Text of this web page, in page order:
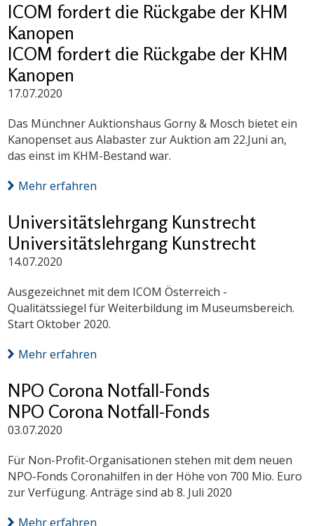
ICOM fordert die Rückgabe der KHM
Kanopen
ICOM fordert die Rückgabe der KHM
Kanopen
17.07.2020
Das Münchner Auktionshaus Gorny & Mosch bietet ein
Kanopenset aus Alabaster zur Auktion am 22.Juni an,
das einst im KHM-Bestand war.
Mehr erfahren
Universitätslehrgang Kunstrecht
Universitätslehrgang Kunstrecht
14.07.2020
Ausgezeichnet mit dem ICOM Österreich -
Qualitätssiegel für Weiterbildung im Museumsbereich.
Start Oktober 2020.
Mehr erfahren
NPO Corona Notfall-Fonds
NPO Corona Notfall-Fonds
03.07.2020
Für Non-Profit-Organisationen stehen mit dem neuen
NPO-Fonds Coronahilfen in der Höhe von 700 Mio. Euro
zur Verfügung. Anträge sind ab 8. Juli 2020
Mehr erfahren